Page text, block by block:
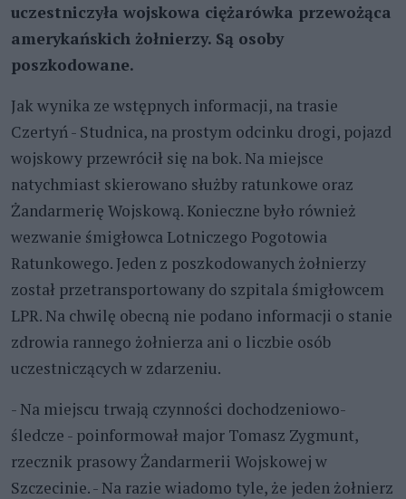
uczestniczyła wojskowa ciężarówka przewożąca
amerykańskich żołnierzy. Są osoby
poszkodowane.
Jak wynika ze wstępnych informacji, na trasie
Czertyń - Studnica, na prostym odcinku drogi, pojazd
wojskowy przewrócił się na bok. Na miejsce
natychmiast skierowano służby ratunkowe oraz
Żandarmerię Wojskową. Konieczne było również
wezwanie śmigłowca Lotniczego Pogotowia
Ratunkowego. Jeden z poszkodowanych żołnierzy
został przetransportowany do szpitala śmigłowcem
LPR. Na chwilę obecną nie podano informacji o stanie
zdrowia rannego żołnierza ani o liczbie osób
uczestniczących w zdarzeniu.
- Na miejscu trwają czynności dochodzeniowo-
śledcze - poinformował major Tomasz Zygmunt,
rzecznik prasowy Żandarmerii Wojskowej w
Szczecinie. - Na razie wiadomo tyle, że jeden żołnierz